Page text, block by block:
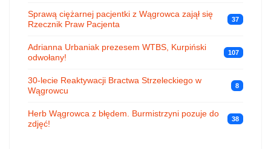
Sprawą ciężarnej pacjentki z Wągrowca zajął się
Rzecznik Praw Pacjenta
37
Adrianna Urbaniak prezesem WTBS, Kurpiński
odwołany!
107
30-lecie Reaktywacji Bractwa Strzeleckiego w
Wągrowcu
8
Herb Wągrowca z błędem. Burmistrzyni pozuje do
zdjęć!
38